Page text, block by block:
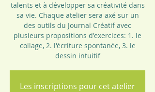
talents et à développer sa créativité dans
sa vie. Chaque atelier sera axé sur un
des outils du Journal Créatif avec
plusieurs propositions d'exercices: 1. le
collage, 2. l'écriture spontanée, 3. le
dessin intuitif
Les inscriptions pour cet atelier